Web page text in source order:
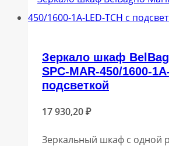
Зеркало шкаф
SPC-MAR-450/1600-
подсветкой
17 930,20₽
Зеркальный шкаф с одной